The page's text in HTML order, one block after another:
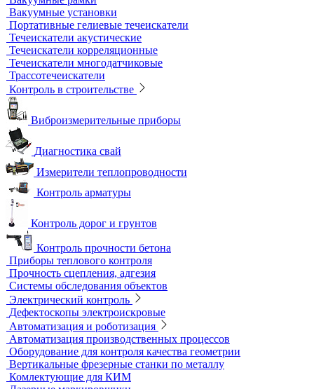
Толщиномеры покрытий
Контроль качества покрытий
Адгезиметры
Образцы для толщинометрии
Трибометры
Контроль чистоты поверхности
Оборудование для физических испытаний покрытий
Датчики к толщиномерам покрытий
Абразиометры
Блескомеры, колориметры
Контроль герметичности
Вакуумные рамки
Вакуумные установки
Портативные гелиевые течеискатели
Течеискатели акустические
Течеискатели корреляционные
Течеискатели многодатчиковые
Трассотечеискатели
Контроль в строительстве
Виброизмерительные приборы
Диагностика свай
Измерители теплопроводности
Контроль арматуры
Контроль дорог и грунтов